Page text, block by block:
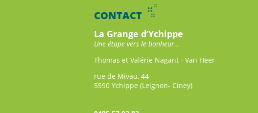
CONTACT
La Grange d’Ychippe
Une étape vers le bonheur...
Thomas et Valérie Nagant - Van Heer
rue de Mivau, 44
5590 Ychippe (Leignon- Ciney)